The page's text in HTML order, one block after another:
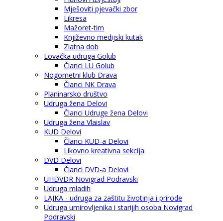
Mješoviti pjevački zbor
Likresa
Mažoret-tim
Književno medijski kutak
Zlatna dob
Lovačka udruga Golub
Članci LU Golub
Nogometni klub Drava
Članci NK Drava
Planinarsko društvo
Udruga žena Delovi
Članci Udruge žena Delovi
Udruga žena Vlaislav
KUD Delovi
Članci KUD-a Delovi
Likovno kreativna sekcija
DVD Delovi
Članci DVD-a Delovi
UHDVDR Novigrad Podravski
Udruga mladih
LAJKA - udruga za zaštitu životinja i prirode
Udruga umirovljenika i starijih osoba Novigrad
Podravski